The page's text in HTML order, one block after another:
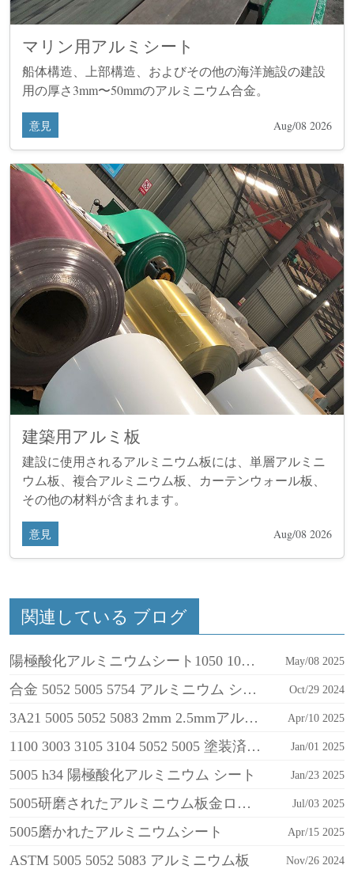
マリン用アルミシート
船体構造、上部構造、およびその他の海洋施設の建設
用の厚さ3mm〜50mmのアルミニウム合金。
意見 Aug/08 2026
建築用アルミ板
建設に使用されるアルミニウム板には、単層アルミニ
ウム板、複合アルミニウム板、カーテンウォール板、
その他の材料が含まれます。
意見 Aug/08 2026
関連している ブログ
陽極酸化アルミニウムシート1050 1060 1100 3003 3105 5005 May/08 2025
合金 5052 5005 5754 アルミニウム シート Oct/29 2024
3A21 5005 5052 5083 2mm 2.5mmアルミニウムシート Apr/10 2025
1100 3003 3105 3104 5052 5005 塗装済みアルミニウムシート Jan/01 2025
5005 h34 陽極酸化アルミニウム シート Jan/23 2025
5005研磨されたアルミニウム板金ロール Jul/03 2025
5005磨かれたアルミニウムシート Apr/15 2025
ASTM 5005 5052 5083 アルミニウム板 Nov/26 2024